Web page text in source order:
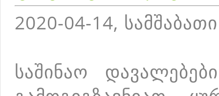
2020-04-14, სამშაბათი
საშინაო